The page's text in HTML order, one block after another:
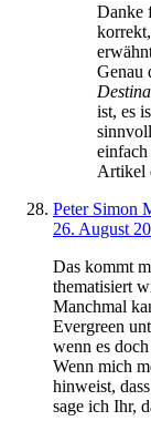
Danke
Genau
ist, es
Artikel
Peter Simon
26. August
Das kommt
thematisiert
Manchmal
Evergreen
wenn es
Wenn mich
hinweist,
sage ich Ihr,